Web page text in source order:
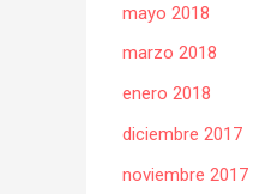
mayo 2018
marzo 2018
enero 2018
diciembre 2017
noviembre 2017